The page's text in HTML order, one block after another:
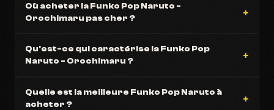
Où acheter la Funko Pop Naruto -
Orochimaru pas cher ?
Qu'est-ce qui caractérise la Funko Pop
Naruto - Orochimaru ?
Quelle est la meilleure Funko Pop Naruto à
acheter ?